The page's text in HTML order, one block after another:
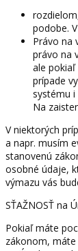
podobe.
Právo na
právo na
ale
prípade
systému
Na
V niektorých
a napr. musím
stanovenú
osobné údaje,
výmazu vás
SŤAŽNOSŤ na
Pokiaľ máte
zákonom,